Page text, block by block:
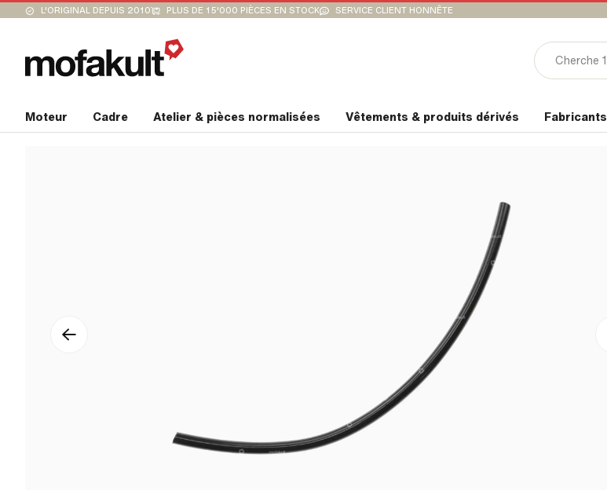
L'ORIGINAL DEPUIS 2010 PLUS DE 15'000 PIÈCES EN STOCK SERVICE CLIENT HONNÊTE
Moteur Cadre Atelier & pièces normalisées Vêtements & produits dérivés Fabricants